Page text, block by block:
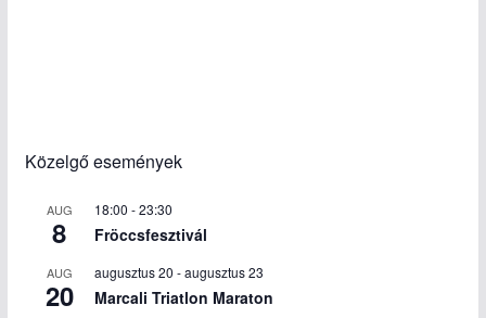
Közelgő események
AUG
8
18:00 -23:30
Fröccsfesztivál
AUG
20
augusztus 20 -augusztus 23
Marcali Triatlon Maraton